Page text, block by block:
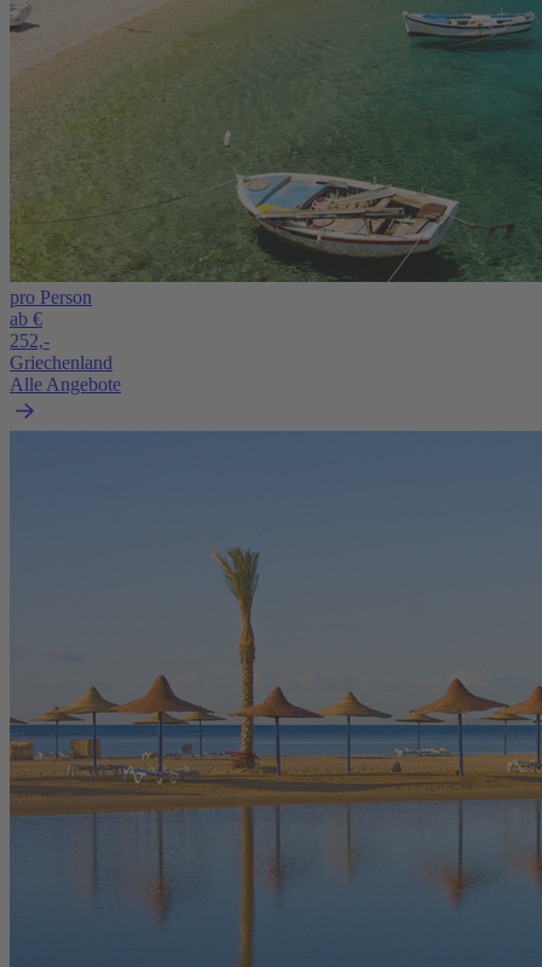
pro Person
ab €
252,-
Griechenland
Alle Angebote